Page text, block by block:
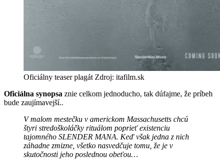
Oficiálny teaser plagát Zdroj: itafilm.sk
Oficiálna synopsa znie celkom jednoducho, tak dúfajme, že príbeh
bude zaujímavejší..
V malom mestečku v americkom Massachusetts chcú
štyri stredoškoláčky rituálom poprieť existenciu
tajomného SLENDER MANA. Keď však jedna z nich
záhadne zmizne, všetko nasvedčuje tomu, že je v
skutočnosti jeho poslednou obeťou…